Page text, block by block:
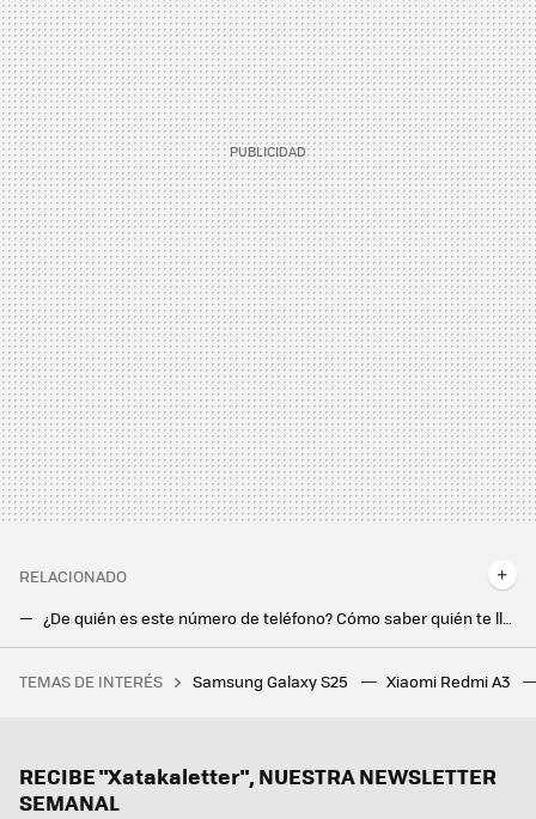
RELACIONADO
¿De quién es este número de teléfono? Cómo saber quién te llama con aplicaciones y webs
Los mejores launchers para Android: comparativa a fondo
Los bloqueos de LaLiga afectan hasta a quienes necesitan buscar una farmacia de guardia
TEMAS DE INTERÉS Samsung Galaxy S25 Xiaomi Redmi A3
RECIBE "Xatakaletter", NUESTRA NEWSLETTER
SEMANAL